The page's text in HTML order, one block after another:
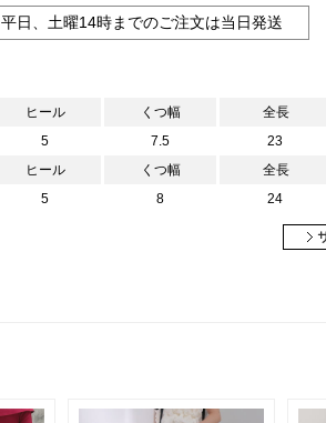
平日、土曜14時までのご注文は当日発送
ヒール くつ幅 全長
5 7.5 23
ヒール くつ幅 全長
5 8 24